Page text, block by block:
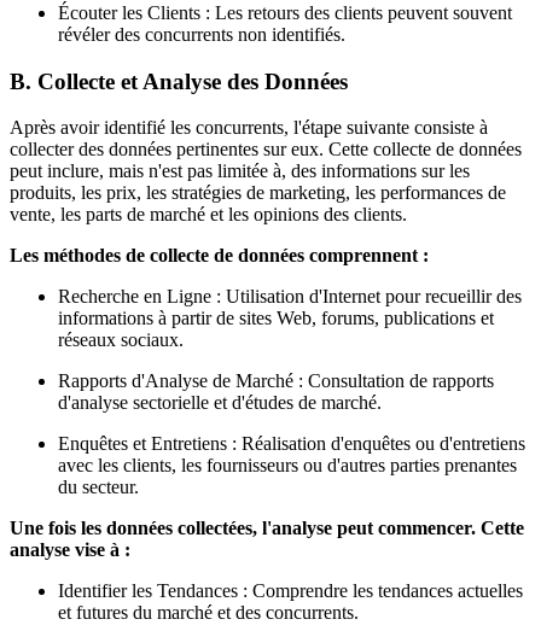
Écouter les Clients : Les retours des clients peuvent souvent
révéler des concurrents non identifiés.
B. Collecte et Analyse des Données
Après avoir identifié les concurrents, l'étape suivante consiste à
collecter des données pertinentes sur eux. Cette collecte de données
peut inclure, mais n'est pas limitée à, des informations sur les
produits, les prix, les stratégies de marketing, les performances de
vente, les parts de marché et les opinions des clients.
Les méthodes de collecte de données comprennent :
Recherche en Ligne : Utilisation d'Internet pour recueillir des
informations à partir de sites Web, forums, publications et
réseaux sociaux.
Rapports d'Analyse de Marché : Consultation de rapports
d'analyse sectorielle et d'études de marché.
Enquêtes et Entretiens : Réalisation d'enquêtes ou d'entretiens
avec les clients, les fournisseurs ou d'autres parties prenantes
du secteur.
Une fois les données collectées, l'analyse peut commencer. Cette
analyse vise à :
Identifier les Tendances : Comprendre les tendances actuelles
et futures du marché et des concurrents.